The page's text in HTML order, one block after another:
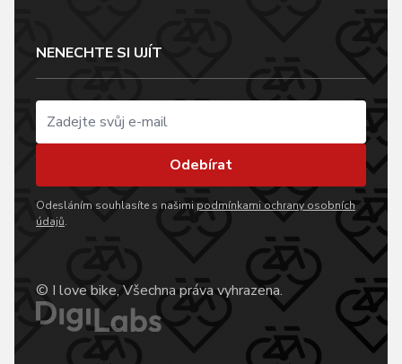
NENECHTE SI UJÍT
Odebírat
Odesláním souhlasíte s našimi podmínkami ochrany osobních
údajů.
© I love bike, Všechna práva vyhrazena.